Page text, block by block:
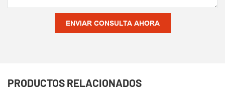
ENVIAR CONSULTA AHORA
PRODUCTOS RELACIONADOS